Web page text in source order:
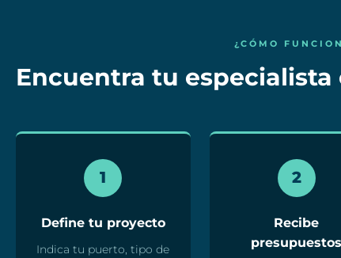
¿CÓMO
Encuentra tu especialista
1
Define tu proyecto
Indica tu puerto, tipo de
2
Recibe
presupuestos